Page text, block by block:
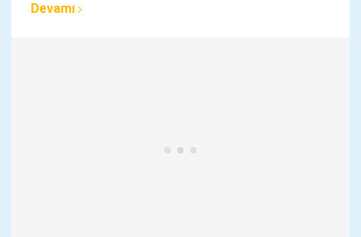
Devamı